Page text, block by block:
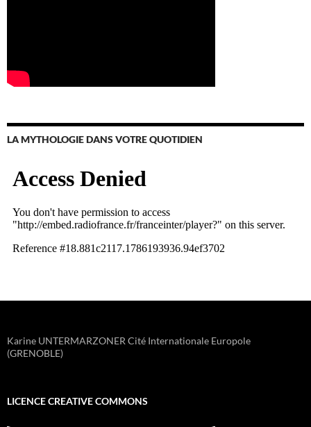
LA MYTHOLOGIE DANS VOTRE QUOTIDIEN
Karine UNTERMARZONER Cité Internationale Europole
(GRENOBLE)
LICENCE CREATIVE COMMONS